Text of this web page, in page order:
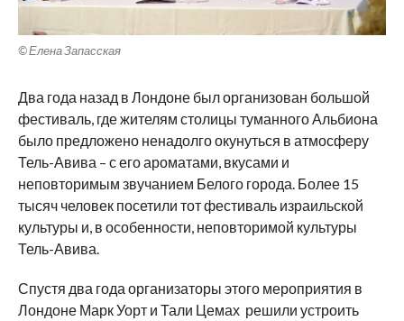
© Елена Запасская
Два года назад в Лондоне был организован большой
фестиваль, где жителям столицы туманного Альбиона
было предложено ненадолго окунуться в атмосферу
Тель-Авива – с его ароматами, вкусами и
неповторимым звучанием Белого города. Более 15
тысяч человек посетили тот фестиваль израильской
культуры и, в особенности, неповторимой культуры
Тель-Авива.
Спустя два года организаторы этого мероприятия в
Лондоне Марк Уорт и Тали Цемах решили устроить